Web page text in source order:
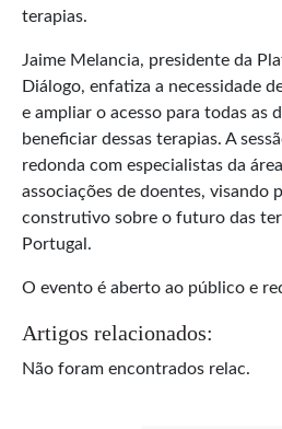
terapias.
Jaime Melancia, presidente da
Diálogo, enfatiza a necessidade
e ampliar o acesso para todas as
beneficiar dessas terapias. A
redonda com especialistas da
associações de doentes, visando
construtivo sobre o futuro das
Portugal.
O evento é aberto ao público e
Artigos relacionados:
Não foram encontrados relac.